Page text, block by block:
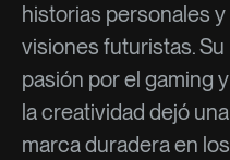
historias personales y
visiones futuristas. Su
pasión por el gaming y
la creatividad dejó una
marca duradera en los